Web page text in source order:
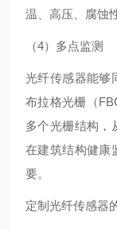
温、高压、腐蚀
（4）多点监测
光纤传感器能够
布拉格光栅（
多个光栅结构，
在建筑结构健康
要。
定制光纤传感器